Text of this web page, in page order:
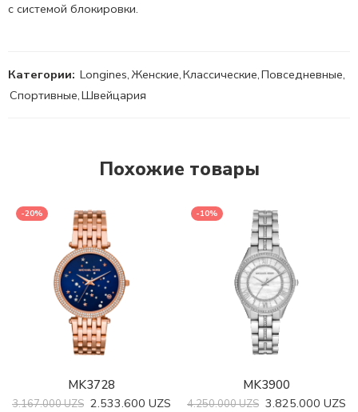
с системой блокировки.
Категории: Longines,Женские,Классические,Повседневные,
Спортивные,Швейцария
Похожие товары
-20%
MK3728
3.167.000UZS 2.533.600 UZS
-10%
MK3900
4.250.000UZS 3.825.000 UZS